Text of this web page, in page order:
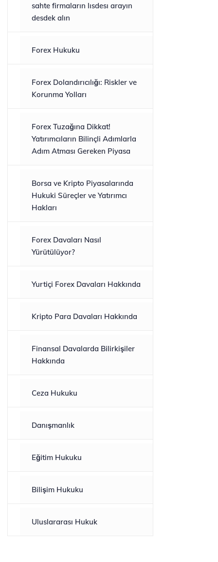
sahte firmaların lısdesı arayın
desdek alın
Forex Hukuku
Forex Dolandırıcılığı: Riskler ve
Korunma Yolları
Forex Tuzağına Dikkat!
Yatırımcıların Bilinçli Adımlarla
Adım Atması Gereken Piyasa
Borsa ve Kripto Piyasalarında
Hukuki Süreçler ve Yatırımcı
Hakları
Forex Davaları Nasıl
Yürütülüyor?
Yurtiçi Forex Davaları Hakkında
Kripto Para Davaları Hakkında
Finansal Davalarda Bilirkişiler
Hakkında
Ceza Hukuku
Danışmanlık
Eğitim Hukuku
Bilişim Hukuku
Uluslararası Hukuk